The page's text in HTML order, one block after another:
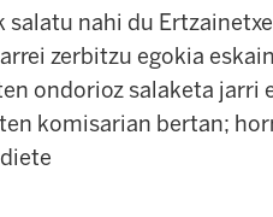
nahi du Ertzainetxe
zerbitzu egokia
ondorioz salaketa jarri
komisarian bertan;